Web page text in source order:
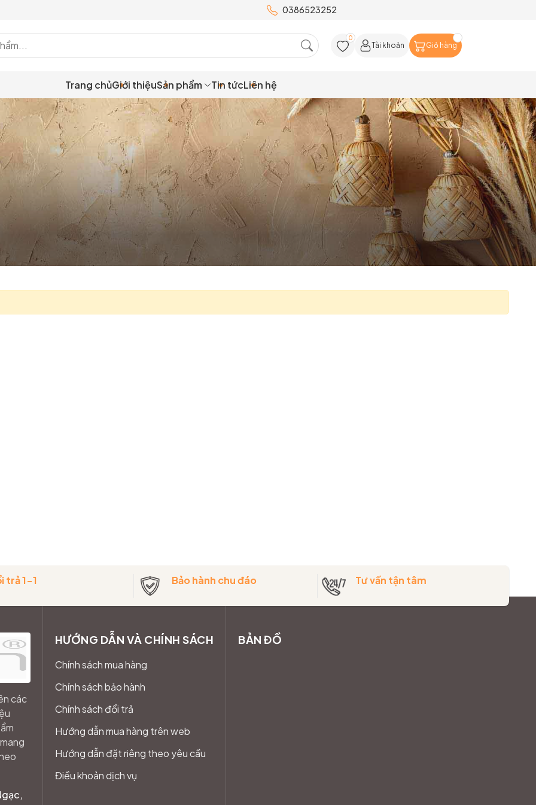
0386523252
0
Tài khoản Giỏ hàng
Trang chủGiới thiệuSản phẩm Tin tứcLiên hệ
trả 1-1 Bảo hành chu đáo Tư vấn tận tâm
các
HƯỚNG DẪN VÀ CHÍNH SÁCH
Chính sách mua hàng
Chính sách bảo hành
Chính sách đổi trả
Hướng dẫn mua hàng trên web
Hướng dẫn đặt riêng theo yêu cầu
Điều khoản dịch vụ
BẢN ĐỒ